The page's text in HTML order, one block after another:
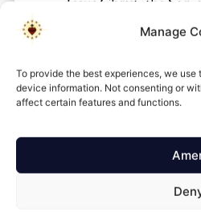
Manage
To provide the best experiences, we
device information. Not consenting or
affect certain features and functions.
incarnation,
ascension into
coming. We refuse to
aspects the face of
Vi bekänner att Kristi
Christus Victor. Vi
Jesu Kristi död och
endast en olycklig